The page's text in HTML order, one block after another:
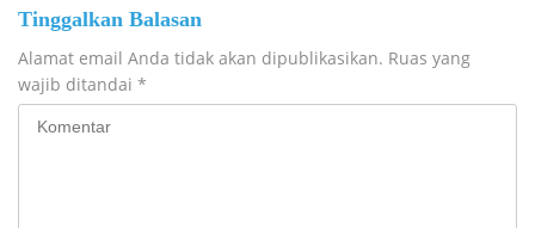
Tinggalkan Balasan
Alamat email Anda tidak akan dipublikasikan. Ruas yang
wajib ditandai *